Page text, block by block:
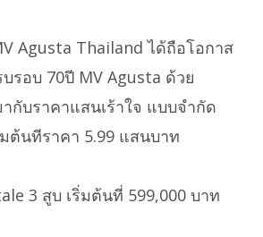
Agusta Thailand ได้ถือโอกาส
รอบ 70ปี MV Agusta ด้วย
กับราคาแสนเร้าใจ แบบจำกัด
ต้นทีราคา 5.99 แสนบาท
3 สูบ เริ่มต้นที่ 599,000 บาท